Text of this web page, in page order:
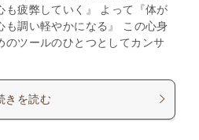
も疲弊していく』 よって『体が
も調い軽やかになる』 この心身
のツールのひとつとしてカンサ
きを読む